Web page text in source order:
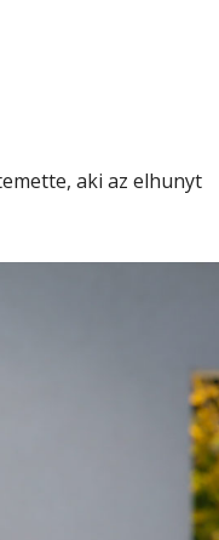
aki az elhunyt